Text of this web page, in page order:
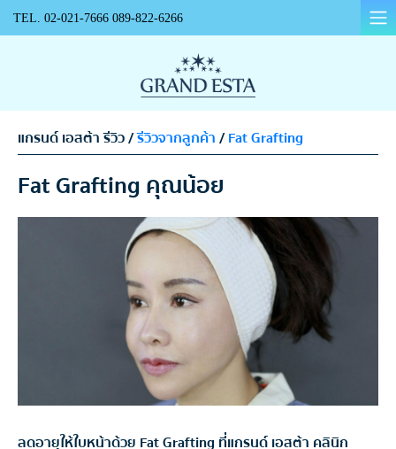
TEL. 02-021-7666 089-822-6266
แกรนด์ เอสต้า รีวิว /รีวิวจากลูกค้า/Fat Grafting
Fat Grafting คุณน้อย
ลดอายุให้ใบหน้าด้วย Fat Grafting ที่แกรนด์ เอสต้า คลินิก